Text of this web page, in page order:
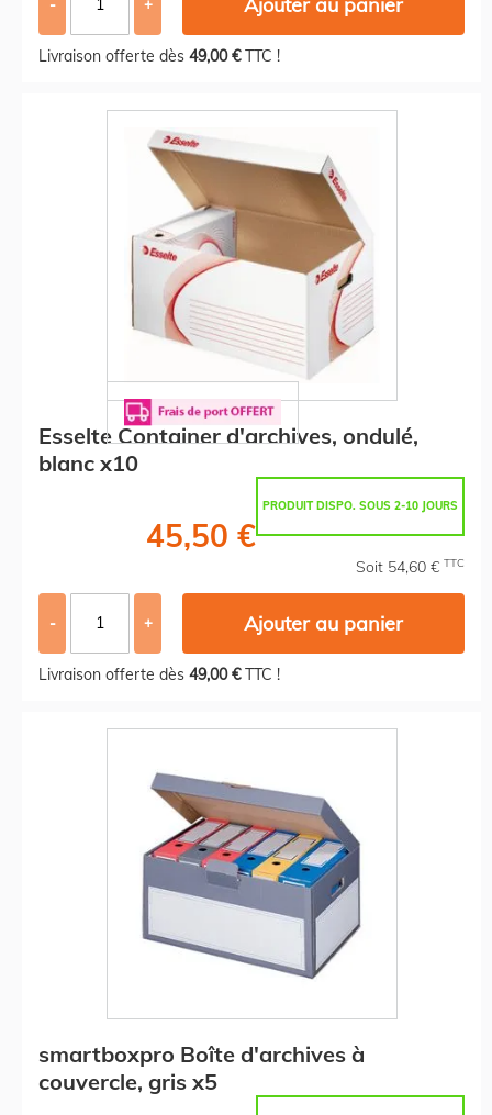
Livraison offerte dès 49,00 €TTC !
Esselte Container d'archives, ondulé,
blanc x10
PRODUIT DISPO. SOUS 2-10 JOURS
45,50 €
Soit 54,60 € TTC
- + Ajouter au panier
Livraison offerte dès 49,00 €TTC !
smartboxpro Boîte d'archives à
couvercle, gris x5